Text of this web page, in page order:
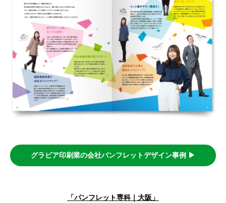
グラビア印刷業の会社パンフレットデザイン事例 ▶︎
「パンフレット専科｜大阪」